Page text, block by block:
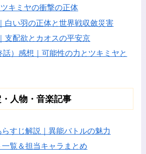
キミヤの衝撃の正体
白い羽の正体と世界戦収斂災害
支配欲とカオスの平安京
話）感想｜可能性の力とツキミヤと
人物・音楽記事
すじ解説｜異能バトルの魅力
覧＆担当キャラまとめ